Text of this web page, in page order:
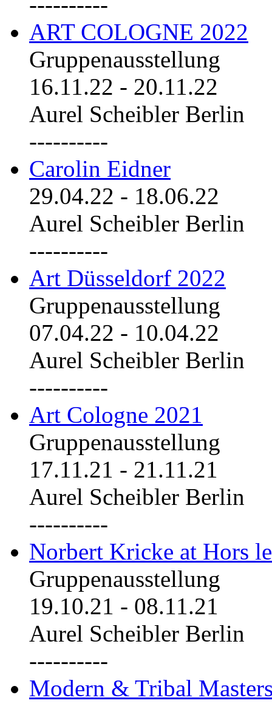
ART COLOGNE 2022
Gruppenausstellung
16.11.22 - 20.11.22
Aurel Scheibler Berlin
----------
Carolin Eidner
29.04.22 - 18.06.22
Aurel Scheibler Berlin
----------
Art Düsseldorf 2022
Gruppenausstellung
07.04.22 - 10.04.22
Aurel Scheibler Berlin
----------
Art Cologne 2021
Gruppenausstellung
17.11.21 - 21.11.21
Aurel Scheibler Berlin
----------
Norbert Kricke at Hors
Gruppenausstellung
19.10.21 - 08.11.21
Aurel Scheibler Berlin
----------
Modern & Tribal